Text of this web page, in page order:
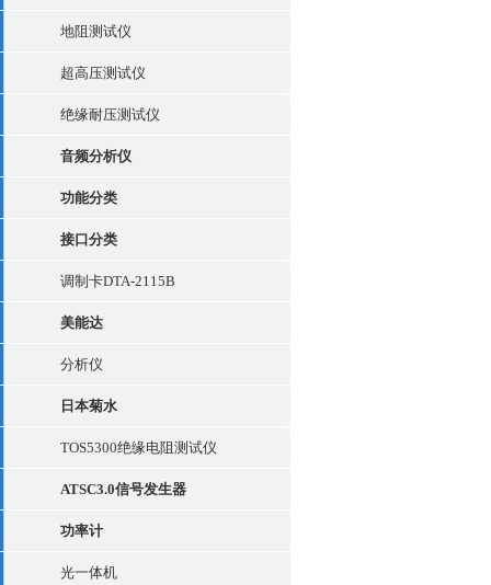
地阻测试仪
超高压测试仪
绝缘耐压测试仪
音频分析仪
功能分类
接口分类
调制卡DTA-2115B
美能达
分析仪
日本菊水
TOS5300绝缘电阻测试仪
ATSC3.0信号发生器
功率计
光一体机